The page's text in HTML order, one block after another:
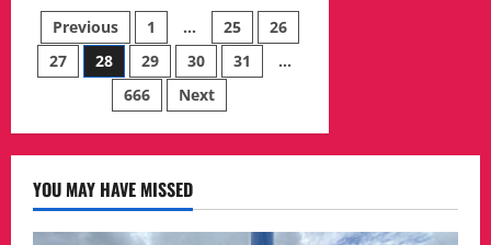
การุญ
สาขา
โรง
พยาบาล
แกลง
ช่วย
เหลือ
เบา
แออัด
เจาะ
เลือด
Posts
pagination
Previous 1 … 25
26
27
28 29 30 31
…
666
Next
YOU MAY HAVE MISSED